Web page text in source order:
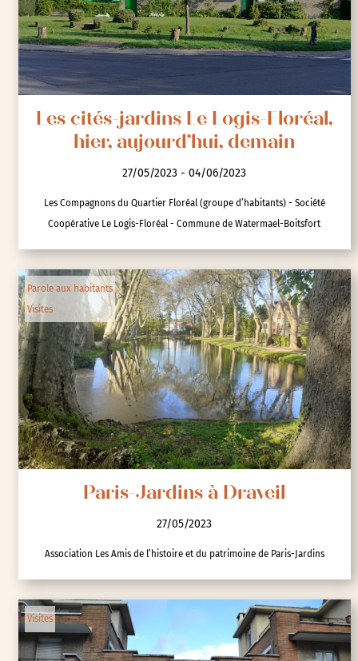
Les cités-jardins Le Logis-Floréal,
hier, aujourd’hui, demain
27/05/2023 - 04/06/2023
Les Compagnons du Quartier Floréal (groupe d’habitants) - Société
Coopérative Le Logis-Floréal - Commune de Watermael-Boitsfort
Parole aux habitants
Visites
Paris-Jardins à Draveil
27/05/2023
Association Les Amis de l’histoire et du patrimoine de Paris-Jardins
Visites